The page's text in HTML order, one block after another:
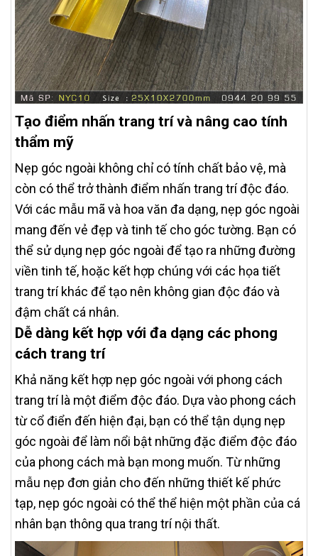
Tạo điểm nhấn trang trí và nâng cao tính
thẩm mỹ
Nẹp góc ngoài không chỉ có tính chất bảo vệ, mà
còn có thể trở thành điểm nhấn trang trí độc đáo.
Với các mẫu mã và hoa văn đa dạng, nẹp góc ngoài
mang đến vẻ đẹp và tinh tế cho góc tường. Bạn có
thể sử dụng nẹp góc ngoài để tạo ra những đường
viền tinh tế, hoặc kết hợp chúng với các họa tiết
trang trí khác để tạo nên không gian độc đáo và
đậm chất cá nhân.
Dễ dàng kết hợp với đa dạng các phong
cách trang trí
Khả năng kết hợp nẹp góc ngoài với phong cách
trang trí là một điểm độc đáo. Dựa vào phong cách
từ cổ điển đến hiện đại, bạn có thể tận dụng nẹp
góc ngoài để làm nổi bật những đặc điểm độc đáo
của phong cách mà bạn mong muốn. Từ những
mẫu nẹp đơn giản cho đến những thiết kế phức
tạp, nẹp góc ngoài có thể thể hiện một phần của cá
nhân bạn thông qua trang trí nội thất.